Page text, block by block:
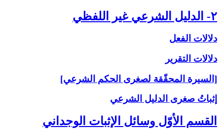
۲- الدليل الشرعي غير اللفظي
دلالات الفعل
دلالات التقرير
[السيرة المحقّقة لصغرى الحكم الشرعي]
إثباتُ‏ صغرى‏ الدليل الشرعي‏
القسم الأوّل وسائل الإثبات الوجداني